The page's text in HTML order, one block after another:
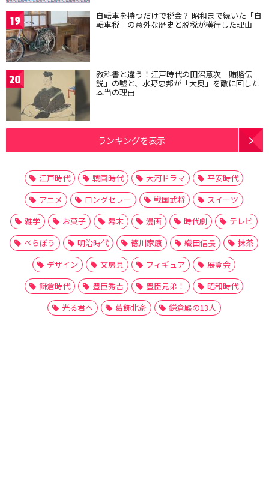
19 自転車を持つだけで税金？ 昭和まで続いた「自
転車税」の意外な歴史と脱税が横行した理由
20 教科書と違う！江戸時代の田沼意次「賄賂伝
説」の嘘と、水野忠邦が「大奥」を敵に回した
本当の理由
ランキングを表示
江戸時代 戦国時代 大河ドラマ
平安時代
アニメ
ロングセラー 戦国武将
スイーツ
雑学
お菓子 幕末 漫画 時代劇
テレビ
べらぼう
明治時代 徳川家康 織田信長
抹茶
デザイン
文房具 フィギュア
展覧会
鎌倉時代
豊臣秀吉 豊臣兄弟！
昭和時代
光る君へ
葛飾北斎 鎌倉殿の13人